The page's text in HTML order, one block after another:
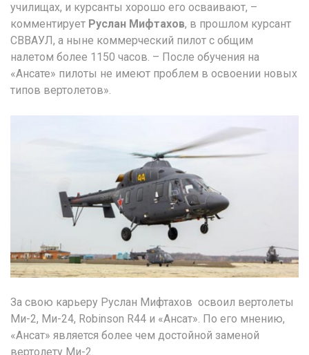
училищах, и курсанты хорошо его осваивают, –
комментирует Руслан Мифтахов, в прошлом курсант
СВВАУЛ, а ныне коммерческий пилот с общим
налетом более 1150 часов. – После обучения на
«Ансате» пилоты не имеют проблем в освоении новых
типов вертолетов».
За свою карьеру Руслан Мифтахов освоил вертолеты
Ми-2, Ми-24, Robinson R44 и «Ансат». По его мнению,
«Ансат» является более чем достойной заменой
вертолету Ми-2.